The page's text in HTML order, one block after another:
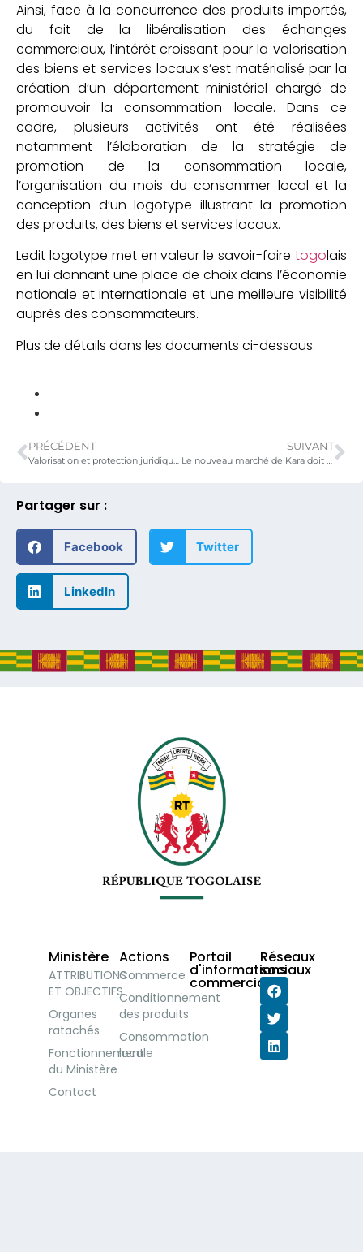
Partager sur :
Facebook Twitter
LinkedIn
Ainsi, face à la concurrence des produits importés,
du fait de la libéralisation des échanges
commerciaux, l’intérêt croissant pour la valorisation
des biens et services locaux s’est matérialisé par la
création d’un département ministériel chargé de
promouvoir la consommation locale. Dans ce
cadre, plusieurs activités ont été réalisées
notamment l’élaboration de la stratégie de
promotion de la consommation locale,
l’organisation du mois du consommer local et la
conception d’un logotype illustrant la promotion
des produits, des biens et services locaux.
Ledit logotype met en valeur le savoir-faire togolais
en lui donnant une place de choix dans l’économie
nationale et internationale et une meilleure visibilité
auprès des consommateurs.
Plus de détails dans les documents ci-dessous.
PRÉCÉDENT
Valorisation et protection juridique des produits locaux par les démarches de qualité liée à l’origine géographique au Togo, l’INPIT renforce les capacités des membres du Comité National des Indications Géographiques à Kovié..
SUIVANT
Le nouveau marché de Kara doit être livré le 31 mars 2022.
Ministère
ATTRIBUTIONS
ET OBJECTIFS
Organes
ratachés
Fonctionnement
du Ministère
Contact
Actions
Commerce
Conditionnement
des produits
Consommation
locale
Portail
d'informations
commerciales
Réseaux
sociaux